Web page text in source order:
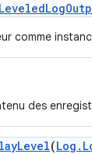
Log
comme
des
Level(Log .